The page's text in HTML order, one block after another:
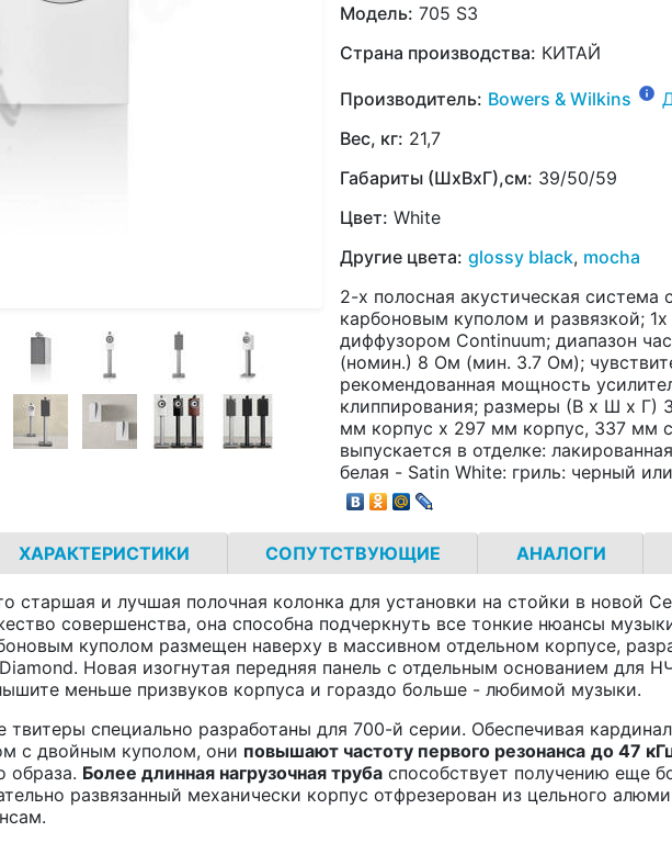
Модель: 705 S3
Страна производства: КИТАЙ
Производитель: Bowers & Wilkins
Вес, кг: 21,7
Габариты (ШхВхГ),см: 39/50/59
Цвет: White
Другие цвета: glossy black, mocha
2-х полосная акустическая
карбоновым куполом и развязкой;
диффузором Continuum; диапазон
(номин.) 8 Ом (мин. 3.7 Ом);
рекомендованная мощность
клиппирования; размеры (В х Ш х Г)
мм корпус х 297 мм корпус, 337 мм
выпускается в отделке:
белая - Satin White: гриль: черный
ХАРАКТЕРИСТИКИ СОПУТСТВУЮЩИЕ АНАЛОГИ
старшая и лучшая полочная колонка для установки на стойки в новой
совершенства, она способна подчеркнуть все тонкие нюансы
куполом размещен наверху в массивном отдельном корпусе,
Новая изогнутая передняя панель с отдельным основанием
меньше призвуков корпуса и гораздо больше - любимой музыки.
твитеры специально разработаны для 700-й серии. Обеспечивая
с двойным куполом, они повышают частоту первого резонанса до 47
образа. Более длинная нагрузочная труба способствует получению еще
развязанный механически корпус отфрезерован из цельного